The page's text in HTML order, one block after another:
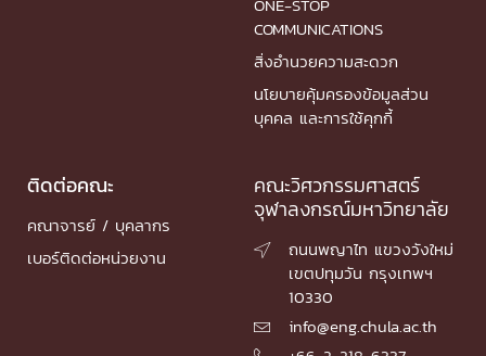
COMMUNICATIONS
สิ่งอำนวยความสะดวก
นโยบายคุ้มครองข้อมูลส่วน
บุคคล และการใช้คุกกี้
ติดต่อคณะ
คณาจารย์ / บุคลากร
เบอร์ติดต่อหน่วยงาน
คณะวิศวกรรมศาสตร์
จุฬาลงกรณ์มหาวิทยาลัย

ถนนพญาไท แขวงวังใหม่
เขตปทุมวัน กรุงเทพฯ
10330
 info@eng.chula.ac.th